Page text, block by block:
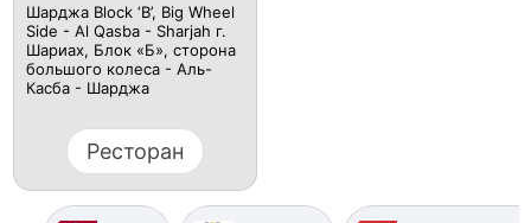
Шарджа Block ‘B’, Big Wheel
Side - Al Qasba - Sharjah г.
Шариах, Блок «Б», сторона
большого колеса - Аль-
Касба - Шарджа
Ресторан